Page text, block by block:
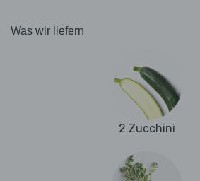
Was wir liefern
2 Zucchini